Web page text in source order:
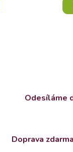
Odesíláme
Doprava